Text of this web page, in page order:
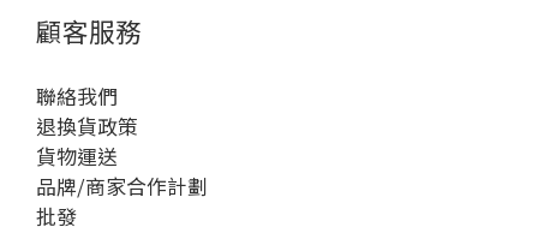
顧客服務
聯絡我們
退換貨政策
貨物運送
品牌/商家合作計劃
批發